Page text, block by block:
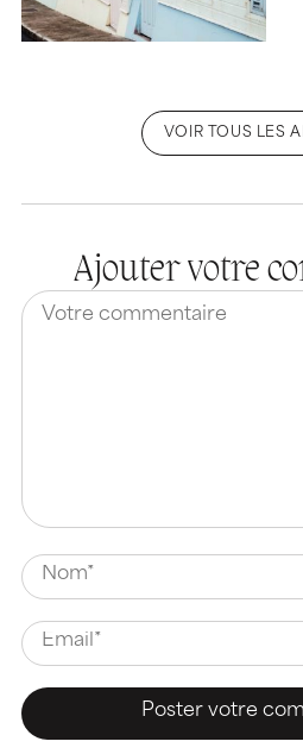
VOIR TOUS LES
Ajouter votre